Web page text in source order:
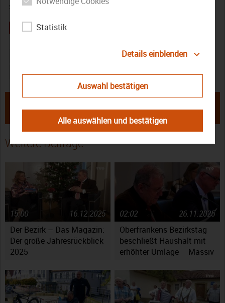
stattfinden.
Oberfranken
← Gute Stimmung & voller Genuss:
Oberfranken präsentiert sich auf
der Grünen Woche in Berlin
TVO Spezial: Oberfranken
präsentiert sich auf der Grünen
Woche in Berlin →
Weitere Beiträge
Der Bezirk – Das Magazin:
Der große Jahresrückblick
2025
16.12.2025
15:00
Oberfrankens Bezirkstag
beschließt Haushalt mit
erhöhter Umlage – Massiv
26.11.2025
02:02
Statistik
Details einblenden
Auswahl bestätigen
Alle auswählen und bestätigen